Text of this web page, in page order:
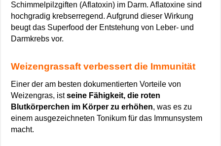
Schimmelpilzgiften (Aflatoxin) im Darm. Aflatoxine sind
hochgradig krebserregend. Aufgrund dieser Wirkung
beugt das Superfood der Entstehung von Leber- und
Darmkrebs vor.
Weizengrassaft verbessert die Immunität
Einer der am besten dokumentierten Vorteile von
Weizengras, istseine Fähigkeit, die roten
Blutkörperchen im Körper zu erhöhen, was es zu
einem ausgezeichneten Tonikum für das Immunsystem
macht.